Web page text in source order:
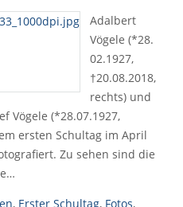
Adalbert
Vögele (*28.
02.1927,
†20.08.2018,
rechts) und
Vögele (*28.07.1927,
ersten Schultag im April
Zu sehen sind die
, Erster Schultag, Fotos,